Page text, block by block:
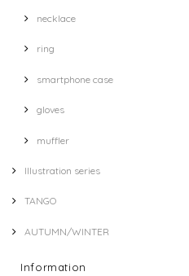
necklace
ring
smartphone case
gloves
muffler
Illustration series
TANGO
AUTUMN/WINTER
Information